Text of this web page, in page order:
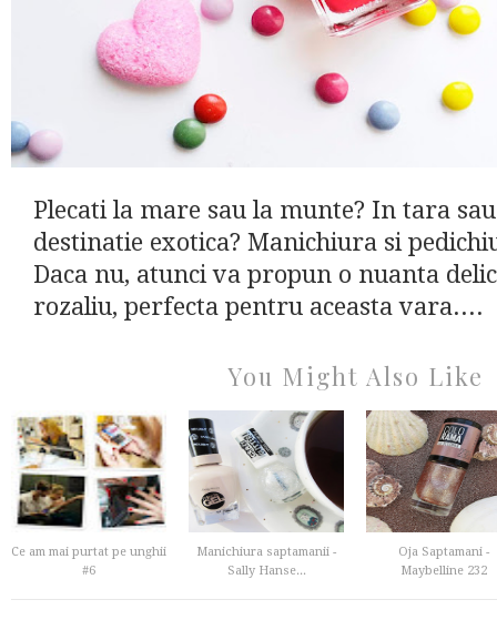
Plecati la mare sau la munte? In tara
destinatie exotica? Manichiura si
Daca nu, atunci va propun o nuanta
rozaliu, perfecta pentru aceasta vara....
You Might Also Like
Ce am mai purtat pe unghii
#6
Manichiura saptamanii -
Sally Hanse...
Oja Saptamani -
Maybelline 232